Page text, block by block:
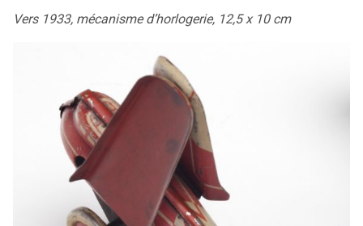
Vers 1933, mécanisme d’horlogerie, 12,5 x 10 cm